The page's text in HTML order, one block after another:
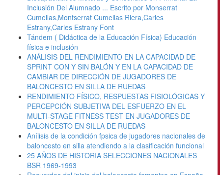
Inclusión Del Alumnado ... Escrito por Monserrat
Cumellas,Montserrat Cumellas Riera,Carles
Estrany,Carles Estrany Font
Tándem ( Didáctica de la Educación Física) Educación
física e inclusión
ANÁLISIS DEL RENDIMIENTO EN LA CAPACIDAD DE
SPRINT CON Y SIN BALÓN Y EN LA CAPACIDAD DE
CAMBIAR DE DIRECCIÓN DE JUGADORES DE
BALONCESTO EN SILLA DE RUEDAS
RENDIMIENTO FÍSICO, RESPUESTAS FISIOLÓGICAS Y
PERCEPCIÓN SUBJETIVA DEL ESFUERZO EN EL
MULTI-STAGE FITNESS TEST EN JUGADORES DE
BALONCESTO EN SILLA DE RUEDAS
Anílisis de la condición fpsica de jugadores nacionales de
baloncesto en silla atendiendo a la clasificación funcional
25 AÑOS DE HISTORIA SELECCIONES NACIONALES
BSR 1969-1993